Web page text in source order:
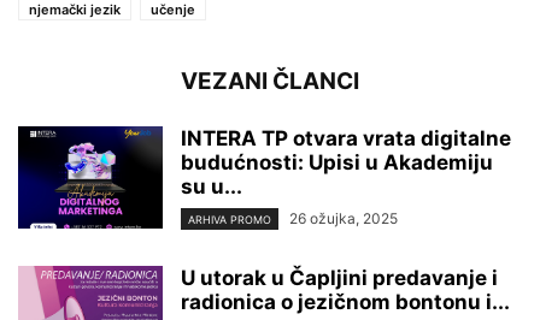
njemački jezik
učenje
VEZANI ČLANCI
INTERA TP otvara vrata digitalne
budućnosti: Upisi u Akademiju
su u...
ARHIVA PROMO 26 ožujka, 2025
U utorak u Čapljini predavanje i
radionica o jezičnom bontonu i...